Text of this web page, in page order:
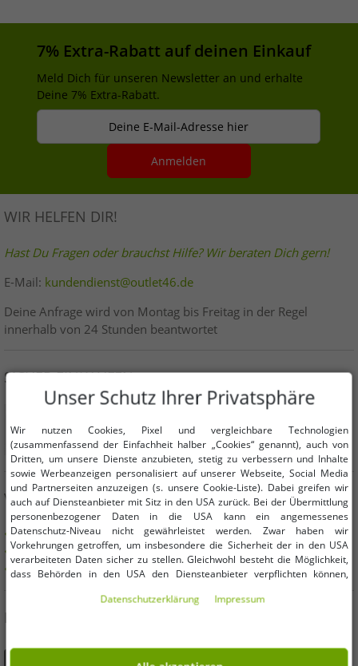
7% Extra-Rabatt auf deinen Einkauf
Meld Dich für unseren Newsletter an und erhalte
Deine 7% Extra-Rabatt.
Deine E-Mail-Adresse hier
Anmelden
WIR HELFEN DIR!
Hast Du Fragen oder brauchst Hilfe? Wir beraten Dich gern!
E-Mail: kundendienst@outlet46.de
Deine Anfrage wird von Montag bis Freitag in der Regel
innerhalb von 24 Stunden beantwortet
SICHER EINKAUFEN
VORTEILE
KAUF AUF RECHNUNG
100 Tage Rückgaberecht
Versandkostenfrei ab 49 € (DE)
DU FINDEST UNS AUCH AUF
Unser Schutz Ihrer Privatsphäre
Wir nutzen Cookies, Pixel und vergleichbare Technologien
(zusammenfassend der Einfachheit halber „Cookies“ genannt), auch von
Dritten, um unsere Dienste anzubieten, stetig zu verbessern und Inhalte
sowie Werbeanzeigen personalisiert auf unserer Webseite, Social Media
und Partnerseiten anzuzeigen (s. unsere Cookie-Liste). Dabei greifen wir
auch auf Diensteanbieter mit Sitz in den USA zurück. Bei der Übermittlung
personenbezogener Daten in die USA kann ein angemessenes
Datenschutz-Niveau nicht gewährleistet werden. Zwar haben wir
Vorkehrungen getroffen, um insbesondere die Sicherheit der in den USA
verarbeiteten Daten sicher zu stellen. Gleichwohl besteht die Möglichkeit,
dass Behörden in den USA den Diensteanbieter verpflichten können,
im Einzelfall auf Basis entsprechender US-Gesetzgebung, ein wirksamer
Zugriff informiert wirst. Mit Deiner Einwilligung gem. Art. 49 Abs. 1 lit. a
DSGVO erklärst Du Dich in die Übermittlung in die USA für einverstanden
Daten­schutz­erklärung Impressum